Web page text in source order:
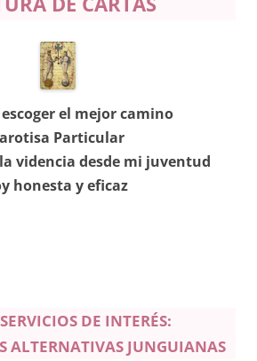
el mejor camino
Particular
videncia desde mi juventud
honesta y eficaz
DE INTERÉS:
ALTERNATIVAS JUNGUIANAS